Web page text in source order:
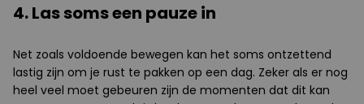
4. Las soms een pauze in
Net zoals voldoende bewegen kan het soms ontzettend
lastig zijn om je rust te pakken op een dag. Zeker als er nog
heel veel moet gebeuren zijn de momenten dat dit kan